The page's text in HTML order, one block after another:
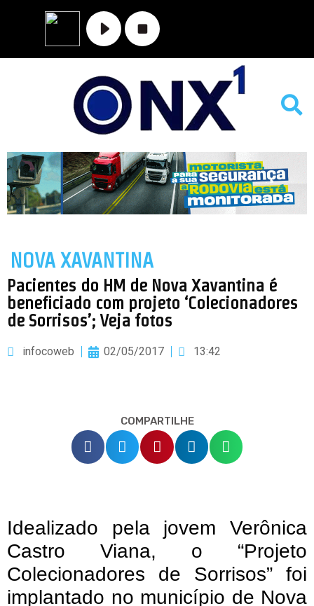
NOVA XAVANTINA
Pacientes do HM de Nova Xavantina é
beneficiado com projeto ‘Colecionadores
de Sorrisos’; Veja fotos
infocoweb 02/05/2017 13:42
COMPARTILHE
Idealizado pela jovem Verônica
Castro Viana, o “Projeto
Colecionadores de Sorrisos” foi
implantado no município de Nova